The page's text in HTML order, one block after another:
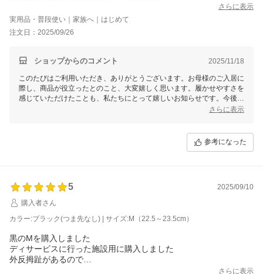
さらに表示
実用品・普段使い｜家族へ｜はじめて
注文日：2025/09/26
ショップからのコメント 2025/11/18
このたびはご利用いただき、ありがとうございます。お母様のご入居に
際し、商品が役立ったとのこと、大変嬉しく思います。履かせやすさを
感じていただけたことも、私たちにとって嬉しいお知らせです。今後と
もお客様のニーズにお応えできる商品を提供できるよう努めてまいりま
さらに表示
参考になった
5
2025/09/10
購入者さん
カラー:ブラック(つま先なし) | サイズ:M（22.5～23.5cm）
黒のMを購入しました
ディサービスに行った施設用に購入しました
外反拇趾があるので
さらに表示